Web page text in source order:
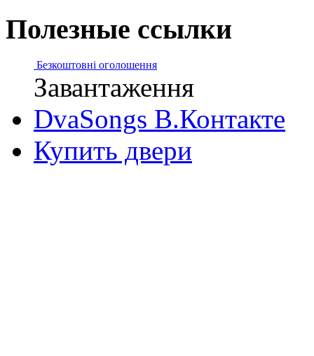
Полезные ссылки
Безкоштовні оголошення
Завантаження
DvaSongs В.Контакте
Купить двери